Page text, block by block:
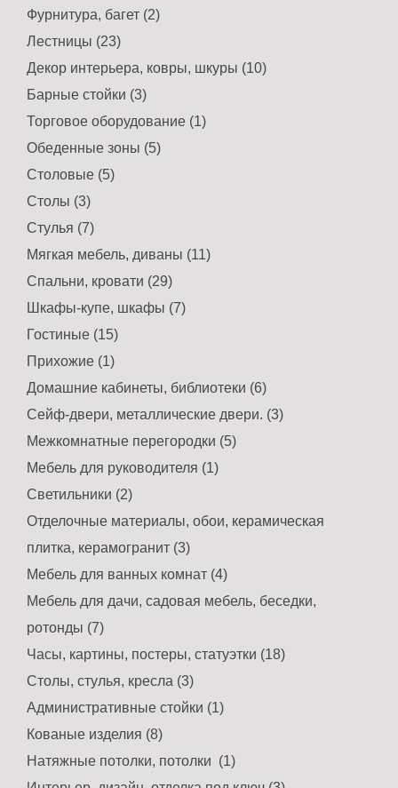
Цена: 10000 руб.
массива
Купить
Браслет Тайвек
Цена: 2 руб.
Фурнитура, багет (2)
Лестницы (23)
Декор интерьера, ковры, шкуры (10)
Барные стойки (3)
Торговое оборудование (1)
Обеденные зоны (5)
Столовые (5)
Столы (3)
Стулья (7)
Мягкая мебель, диваны (11)
Спальни, кровати (29)
Шкафы-купе, шкафы (7)
Гостиные (15)
Прихожие (1)
Домашние кабинеты, библиотеки (6)
Сейф-двери, металлические двери. (3)
Межкомнатные перегородки (5)
Мебель для руководителя (1)
Светильники (2)
Отделочные материалы, обои, керамическая
плитка, керамогранит (3)
Мебель для ванных комнат (4)
Мебель для дачи, садовая мебель, беседки,
ротонды (7)
Часы, картины, постеры, статуэтки (18)
Столы, стулья, кресла (3)
Административные стойки (1)
Кованые изделия (8)
Натяжные потолки, потолки (1)